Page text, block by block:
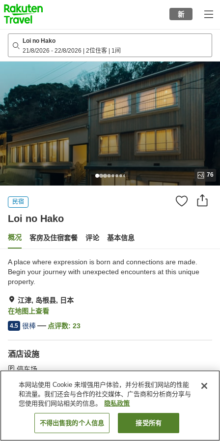
to
top
page
新
Loi no Hako
21/8/2026 - 22/8/2026 2位住客 1间
76
民宿
Loi no Hako
概况 客房及住宿套餐 评论 基本信息
A place where expression is born and connections are made.
Begin your journey with unexpected encounters at this unique
property.
江津, 岛根县, 日本
在地图上查看
4.5 很棒 点评数: 23
酒店设施
停车场
首页 日本 岛根县 江津 Loi no Hako
搜索客房
本网站使用 Cookie 来增强用户体验，并分析我们网站的性能
和流量。我们还会与合作的社交媒体、广告商和分析商分享与
您使用我们网站相关的信息。
隐私政策
不得出售我的个人信息 接受所有